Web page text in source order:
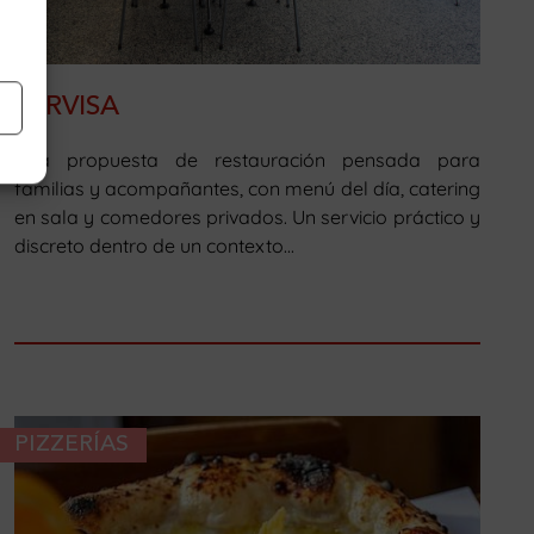
SERVISA
Una propuesta de restauración pensada para
familias y acompañantes, con menú del día, catering
en sala y comedores privados. Un servicio práctico y
discreto dentro de un contexto...
PIZZERÍAS